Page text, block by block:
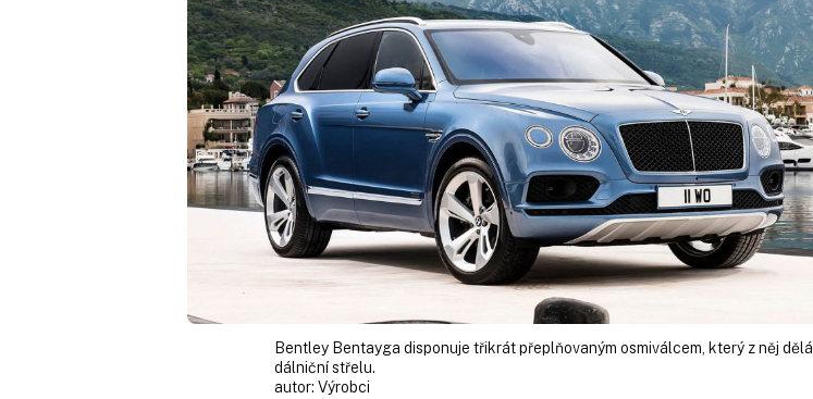
Bentley Bentayga disponuje třikrát přeplňovaným osmiválcem, který z něj dělá
dálniční střelu.
autor: Výrobci